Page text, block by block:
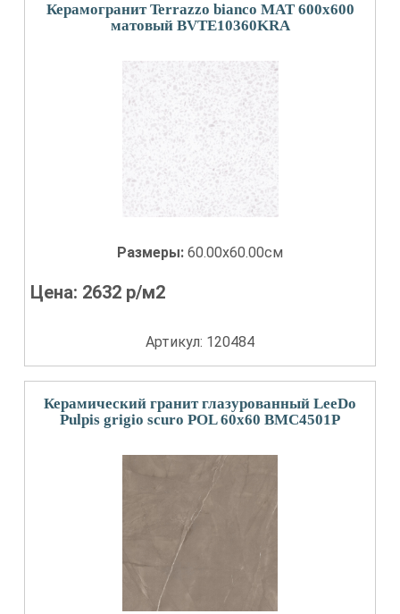
Керамогранит Terrazzo bianco MAT 600х600
матовый BVTE10360KRA
Размеры: 60.00x60.00см
Цена: 2632 р/м2
Артикул: 120484
Керамический гранит глазурованный LeeDo
Pulpis grigio scuro POL 60x60 BMC4501P